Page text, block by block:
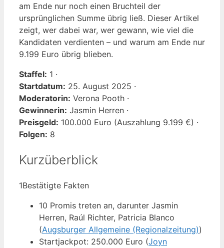
am Ende nur noch einen Bruchteil der
ursprünglichen Summe übrig ließ. Dieser Artikel
zeigt, wer dabei war, wer gewann, wie viel die
Kandidaten verdienten – und warum am Ende nur
9.199 Euro übrig blieben.
Staffel: 1 ·
Startdatum: 25. August 2025 ·
Moderatorin: Verona Pooth ·
Gewinnerin: Jasmin Herren ·
Preisgeld: 100.000 Euro (Auszahlung 9.199 €) ·
Folgen: 8
Kurzüberblick
1Bestätigte Fakten
10 Promis treten an, darunter Jasmin
Herren, Raúl Richter, Patricia Blanco
(Augsburger Allgemeine (Regionalzeitung))
Startjackpot: 250.000 Euro (Joyn